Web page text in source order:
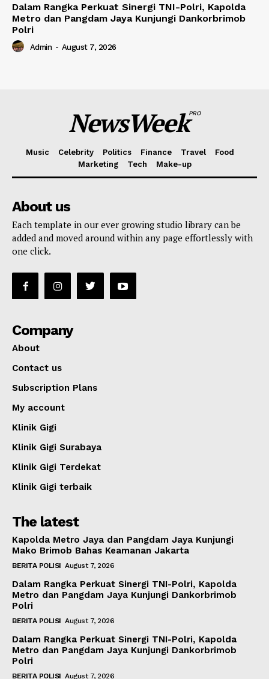
Dalam Rangka Perkuat Sinergi TNI-Polri, Kapolda
Metro dan Pangdam Jaya Kunjungi Dankorbrimob
Polri
Admin - August 7, 2026
NewsWeekPRO
Music Celebrity Politics Finance Travel
Food
Marketing
Tech Make-up
About us
Each template in our ever growing studio library can be
added and moved around within any page effortlessly with
one click.
Company
About
Contact us
Subscription Plans
My account
Klinik Gigi
Klinik Gigi Surabaya
Klinik Gigi Terdekat
Klinik Gigi terbaik
The latest
Kapolda Metro Jaya dan Pangdam Jaya Kunjungi
Mako Brimob Bahas Keamanan Jakarta
BERITA POLISI August 7, 2026
Dalam Rangka Perkuat Sinergi TNI-Polri, Kapolda
Metro dan Pangdam Jaya Kunjungi Dankorbrimob
Polri
BERITA POLISI August 7, 2026
Dalam Rangka Perkuat Sinergi TNI-Polri, Kapolda
Metro dan Pangdam Jaya Kunjungi Dankorbrimob
Polri
BERITA POLISI August 7, 2026